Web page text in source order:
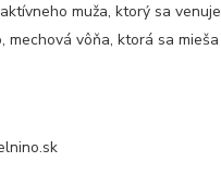
muža, ktorý sa venuje
mechová vôňa, ktorá sa mieša